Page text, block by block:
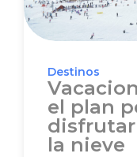
Destinos
el plan
disfrutar
la nieve